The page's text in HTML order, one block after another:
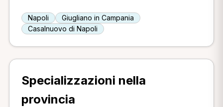
Napoli
Giugliano in Campania
Casalnuovo di Napoli
Specializzazioni nella
provincia